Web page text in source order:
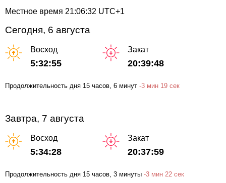
Местное время 21:06:33 UTC+1
Сегодня, 6 августа
Восход
5:32:55
Закат
20:39:48
Продолжительность дня 15 часов , 6 минут -3 мин 19 сек
Завтра, 7 августа
Восход
5:34:28
Закат
20:37:59
Продолжительность дня 15 часов, 3 минуты -3 мин 22 сек